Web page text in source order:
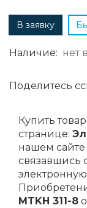
В заявку
Наличие: нет
Поделитесь
Купить
странице:
нашем
связавшись
MTKH 311-8